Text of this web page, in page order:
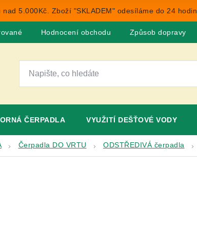
nad 5.000Kč. Zboží "SKLADEM" odesíláme do 24 hodin.
Hodnocení obchodu Způsob dopravy
ČERPADLA VYUŽITÍ DEŠŤOVÉ VODY
Čerpadla DO VRTU ODSTŘEDIVÁ čerpadla